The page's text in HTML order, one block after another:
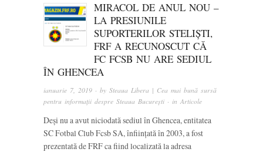
MIRACOL DE ANUL NOU –
LA PRESIUNILE
SUPORTERILOR STELIȘTI,
FRF A RECUNOSCUT CĂ
FC FCSB NU ARE SEDIUL
ÎN GHENCEA
ianuarie 7, 2019 · by Steaua Libera | Cea mai bună sursă
pentru informații despre Steaua București · in Articole
Deși nu a avut niciodată sediul în Ghencea, entitatea
SC Fotbal Club Fcsb SA, înființată în 2003, a fost
prezentată de FRF ca fiind localizată la adresa